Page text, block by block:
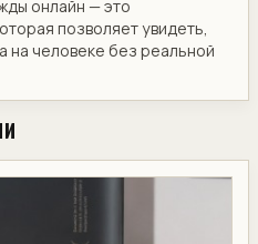
онлайн — это
позволяет увидеть,
на человеке без реальной